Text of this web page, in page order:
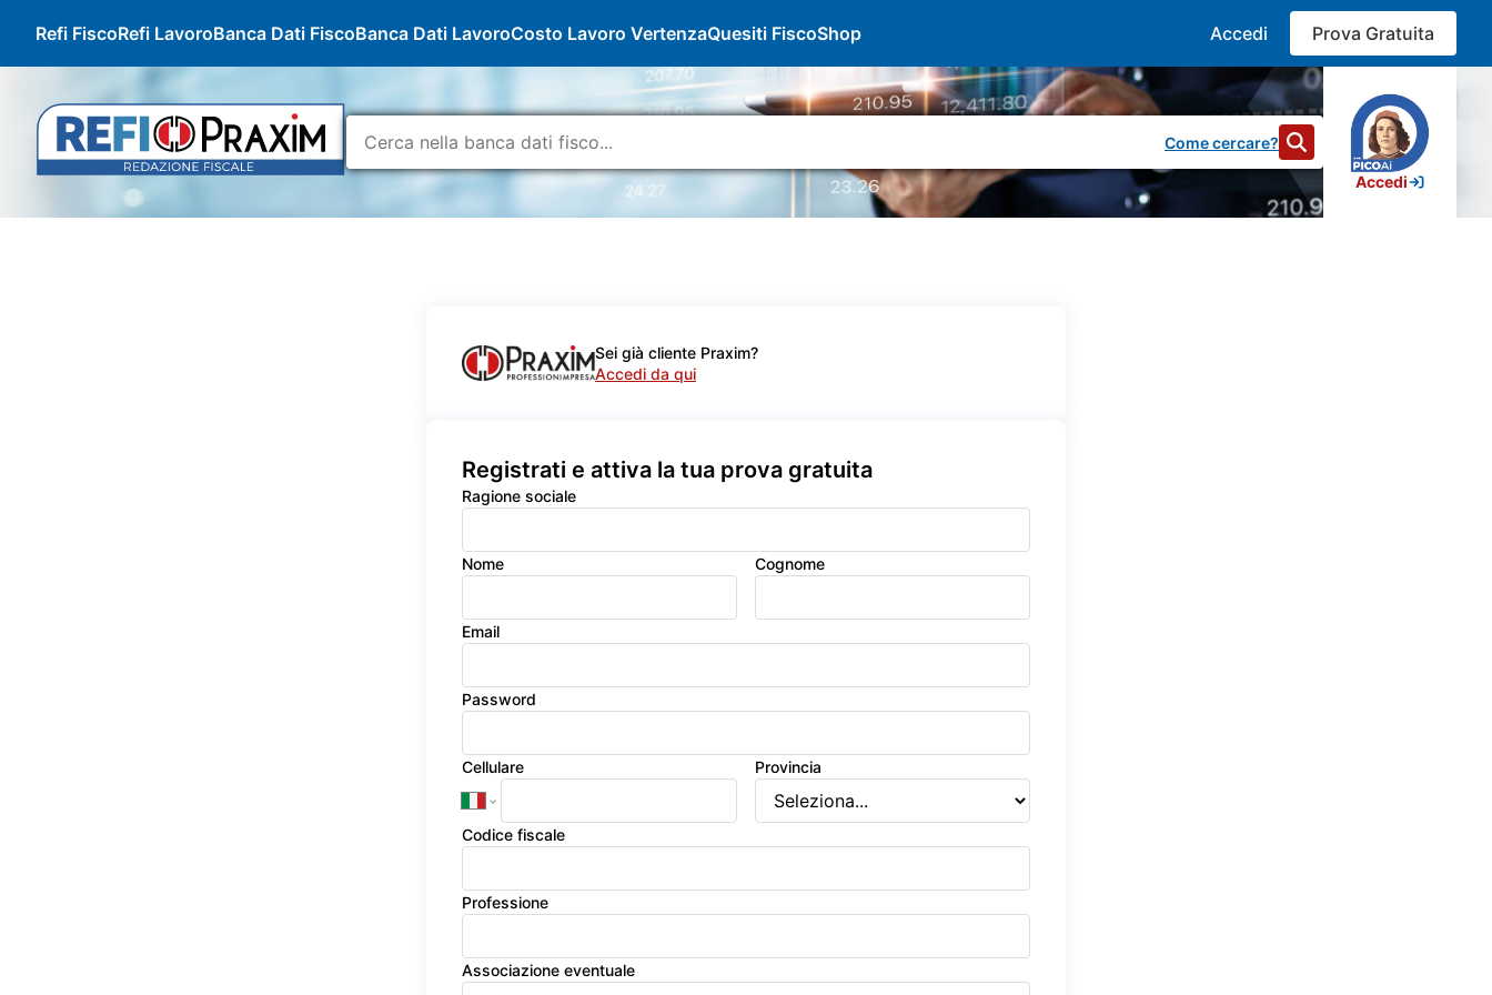
Refi FiscoRefi LavoroBanca Dati FiscoBanca Dati LavoroCosto Lavoro VertenzaQuesiti FiscoShop Accedi Prova Gratuita
Come cercare?
Accedi
Sei già cliente Praxim?
Accedi da qui
Registrati e attiva la tua prova gratuita
Ragione sociale
Nome Cognome
Email
Password
Cellulare Provincia
Codice fiscale
Professione
Associazione eventuale